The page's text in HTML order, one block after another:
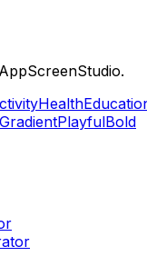
Health
GradientPlayfulBold